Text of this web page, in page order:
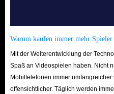
Warum kaufen immer mehr
Mit der Weiterentwicklung der
Spaß an Videospielen haben. Nicht
Mobiltelefonen immer
offensichtlicher. Täglich werden